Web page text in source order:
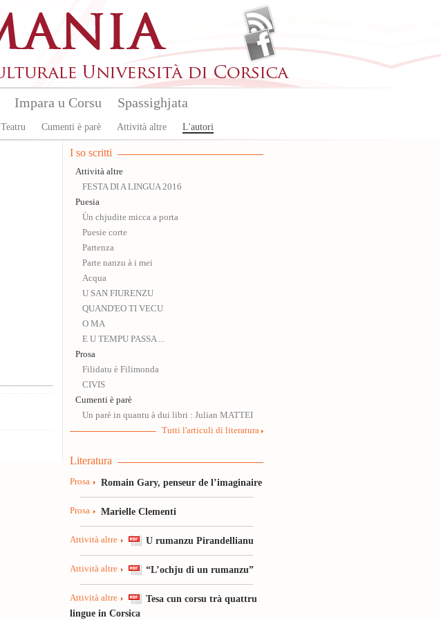
Teatru Cumenti è parè Attività altre L'autori
Impara u Corsu Spassighjata
I so scritti
Attività altre
FESTA DI A LINGUA 2016
Puesia
Ùn chjudite micca a porta
Puesie corte
Partenza
Parte nanzu à i mei
Acqua
U SAN FIURENZU
QUAND'EO TI VECU
O MA
E U TEMPU PASSA ...
Prosa
Filidatu è Filimonda
CIVIS
Cumenti è parè
Un parè in quantu à dui libri : Julian MATTEI
Tutti l'articuli di literatura
Literatura
Prosa Romain Gary, penseur de l’imaginaire
Prosa Marielle Clementi
Attività altre U rumanzu Pirandellianu
Attività altre “L’ochju di un rumanzu”
Attività altre
Tesa cun corsu trà quattru
lingue in Corsica